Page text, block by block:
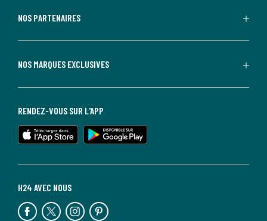
NOS PARTENAIRES
NOS MARQUES EXCLUSIVES
H24 AVEC NOUS
RENDEZ-VOUS SUR L'APP